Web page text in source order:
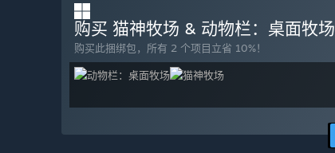
购买 猫神牧场 & 动物栏：桌面牧场
购买此捆绑包，所有 2 个项目立省 10%！